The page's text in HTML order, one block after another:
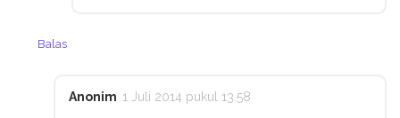
Balas
Anonim 1 Juli 2014 pukul 13.58